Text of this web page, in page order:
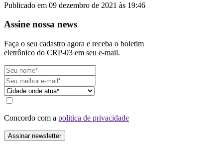
Publicado em 09 dezembro de 2021 às 19:46
Assine nossa news
Faça o seu cadastro agora e receba o boletim
eletrônico do CRP-03 em seu e-mail.
Concordo com a politica de privacidade